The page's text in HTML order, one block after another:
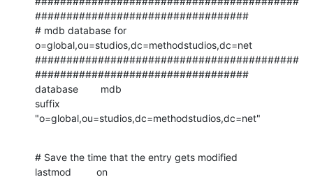
##################################
# mdb database for
o=global,ou=studios,dc=methodstudios,dc=net
##########################################
##################################
database        mdb
suffix
"o=global,ou=studios,dc=methodstudios,dc=net"
# Save the time that the entry gets modified
lastmod         on